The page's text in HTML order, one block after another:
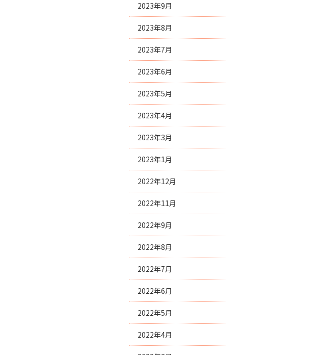
2023年9月
2023年8月
2023年7月
2023年6月
2023年5月
2023年4月
2023年3月
2023年1月
2022年12月
2022年11月
2022年9月
2022年8月
2022年7月
2022年6月
2022年5月
2022年4月